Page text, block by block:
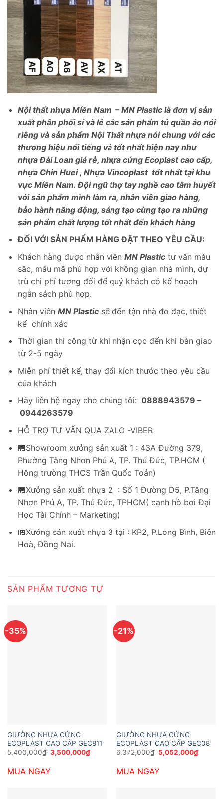
Nội thất nhựa Miền Nam – MN Plastic là đơn vị sản
xuất phân phối sỉ và lẻ các sản phẩm tủ quần áo nói
riêng và sản phẩm Nội Thất nhựa nói chung với các
thương hiệu nổi tiếng và tốt nhất hiện nay như
nhựa Đài Loan giá rẻ, nhựa cứng Ecoplast cao cấp,
nhựa Chin Huei , Nhựa Vincoplast tốt nhất tại khu
vực Miền Nam. Đội ngũ thợ tay nghề cao tâm huyết
với sản phẩm mình làm ra, nhân viên giao hàng,
bảo hành năng động, sáng tạo cùng tạo ra những
sản phẩm chất lượng tốt nhất đến khách hàng
ĐỐI VỚI SẢN PHẨM HÀNG ĐẶT THEO YÊU CẦU:
Khách hàng được nhân viên MN Plastictư vấn màu
sắc, mẫu mã phù hợp với không gian nhà mình, dự
trù chi phí tương đối để quý khách có kế hoạch
ngân sách phù hợp.
Nhân viên MN Plasticsẽ đến tận nhà đo đạc, thiết
kế chính xác
Thời gian thi công từ khi nhận cọc đến khi bàn giao
từ 2-5 ngày
Miễn phí thiết kế, thay đổi kích thước theo yêu cầu
của khách
Hãy liên hệ ngay cho chúng tôi: 0888943579 –
0944263579
HỖ TRỢ TƯ VẤN QUA ZALO -VIBER
🏪Showroom xưởng sản xuất 1 : 43A Đường 379,
Phường Tăng Nhơn Phú A, TP. Thủ Đức, TP.HCM (
Hông trường THCS Trần Quốc Toản)
🏪Xưởng sản xuất nhựa 2 : Số 1 Đường D5, P.Tăng
Nhơn Phú A, TP. Thủ Đức, TPHCM( cạnh hồ bơi Đại
Học Tài Chính – Marketing)
🏪Xưởng sản xuất nhựa 3 tại : KP2, P.Long Bình, Biên
Hoà, Đồng Nai.
SẢN PHẨM TƯƠNG TỰ
-35%
GIƯỜNG NHỰA CỨNG
ECOPLAST CAO CẤP GEC811
5,400,000₫ Giá
gốc
5,400,000₫.
3,500,000₫Giá
hiện
MUA NGAY
-21%
GIƯỜNG NHỰA CỨNG
ECOPLAST CAO CẤP GEC08
6,372,000₫ Giá
gốc
6,372,000₫.
5,052,000₫Giá
hiện
MUA NGAY